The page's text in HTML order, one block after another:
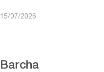
15/07/2026
Barcha